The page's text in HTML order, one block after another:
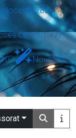
docent6,282
Obert61,777
Novetats